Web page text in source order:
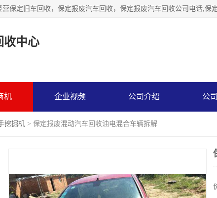
收中心
机 企业视频 公司介绍 公
挖掘机 > 保定报废混动汽车回收油电混合车辆拆解